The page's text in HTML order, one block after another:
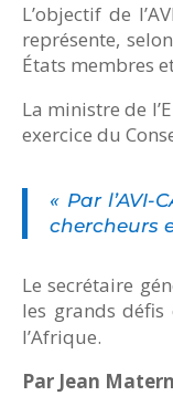
L’objectif de
représente,
États membres
La ministre de
exercice du
« Par
chercheurs
Le secrétaire
les grands
l’Afrique.
Par Jean